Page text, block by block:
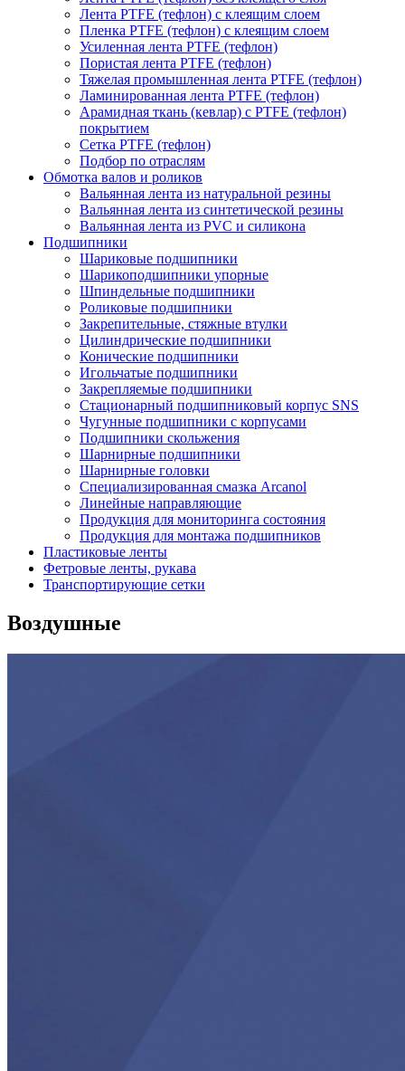
Лента PTFE (тефлон) с клеящим слоем
Пленка PTFE (тефлон) с клеящим слоем
Усиленная лента PTFE (тефлон)
Пористая лента PTFE (тефлон)
Тяжелая промышленная лента PTFE (тефлон)
Ламинированная лента PTFE (тефлон)
Арамидная ткань (кевлар) с PTFE (тефлон)
покрытием
Сетка PTFE (тефлон)
Подбор по отраслям
Обмотка валов и роликов
Вальянная лента из натуральной резины
Вальянная лента из синтетической резины
Вальянная лента из PVC и силикона
Подшипники
Шариковые подшипники
Шарикоподшипники упорные
Шпиндельные подшипники
Роликовые подшипники
Закрепительные, стяжные втулки
Цилиндрические подшипники
Конические подшипники
Игольчатые подшипники
Закрепляемые подшипники
Стационарный подшипниковый корпус SNS
Чугунные подшипники с корпусами
Подшипники скольжения
Шарнирные подшипники
Шарнирные головки
Специализированная смазка Arcanol
Линейные направляющие
Продукция для мониторинга состояния
Продукция для монтажа подшипников
Пластиковые ленты
Фетровые ленты, рукава
Транспортирующие сетки
Воздушные